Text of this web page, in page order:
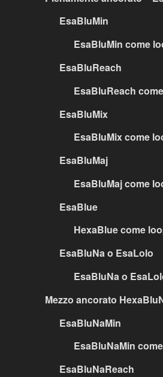
EsaBluMin
EsaBluMin come
EsaBluReach
EsaBluReach
EsaBluMix
EsaBluMix come
EsaBluMaj
EsaBluMaj come
EsaBlue
HexaBlue come
EsaBluNa o EsaLolo
EsaBluNa o
Mezzo ancorato
EsaBluNaMin
EsaBluNaMin
EsaBluNaReach